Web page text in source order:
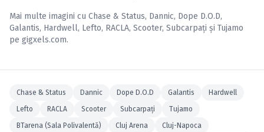
Mai multe imagini cu Chase & Status, Dannic, Dope D.O.D,
Galantis, Hardwell, Lefto, RACLA, Scooter, Subcarpaţi și Tujamo
pe gigxels.com.
Chase & Status Dannic Dope D.O.D Galantis
Hardwell
Lefto
RACLA Scooter Subcarpaţi
Tujamo
BTarena (Sala Polivalentă)
Cluj Arena
Cluj-Napoca